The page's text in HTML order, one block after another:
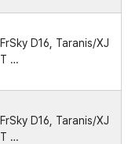
FrSky D16, Taranis/XJ
T …
FrSky D16, Taranis/XJ
T …